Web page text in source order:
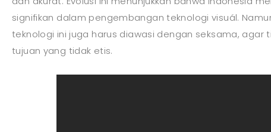
signifikan dalam pengembangan teknologi visuál.
teknologi ini juga harus diawasi dengan seksama, agar
tujuan yang tidak etis.